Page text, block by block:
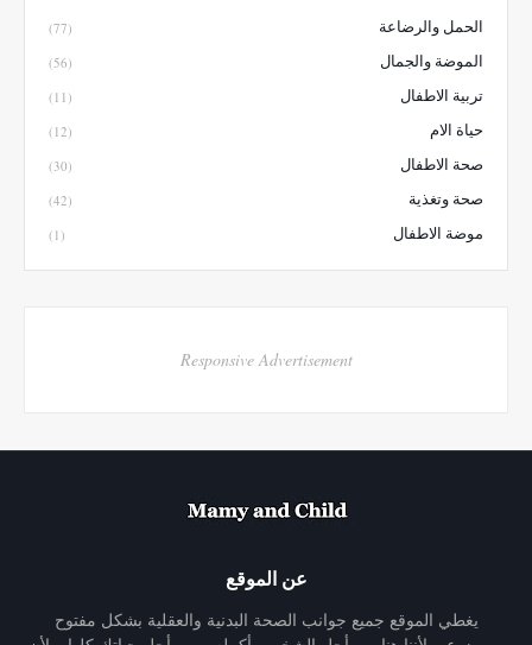
الحمل والرضاعة (77)
الموضة والجمال (56)
تربية الاطفال (11)
حياة الام (12)
صحة الاطفال (30)
صحة وتغذية (42)
موضة الاطفال (1)
Responsive Advertisement
عن الموقع
يغطي الموقع جميع جوانب الصحة البدنية والعقلية بشكل مفتوح